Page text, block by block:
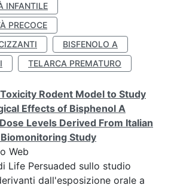
INFANTILE
PRECOCE
BISFENOLO A
TELARCA PREMATURO
Rodent Model to Study
Effects of Bisphenol A
Levels Derived From Italian
Study
Web
Life Persuaded sullo studio
dall'esposizione orale a